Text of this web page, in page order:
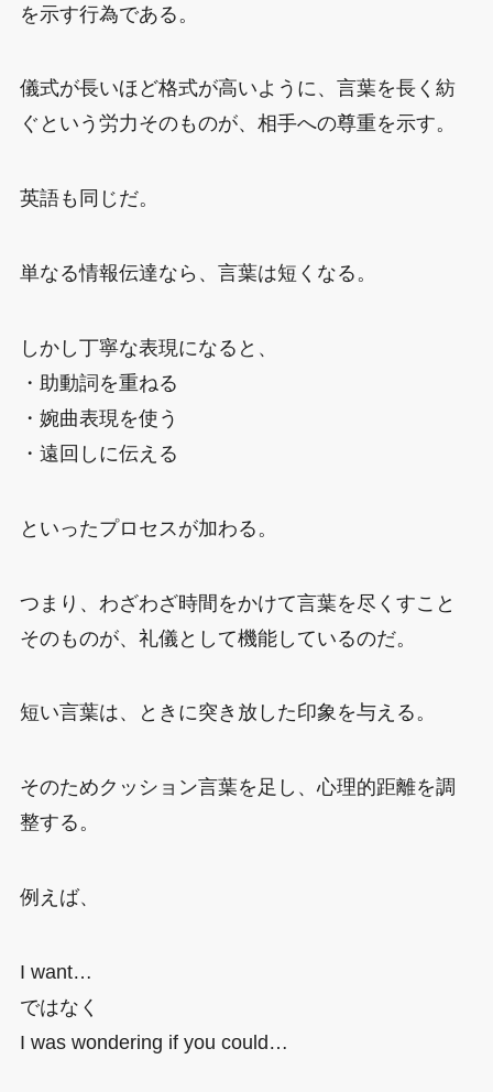
を示す行為である。
儀式が長いほど格式が高いように、言葉を長く紡
ぐという労力そのものが、相手への尊重を示す。
英語も同じだ。
単なる情報伝達なら、言葉は短くなる。
しかし丁寧な表現になると、
・助動詞を重ねる
・婉曲表現を使う
・遠回しに伝える
といったプロセスが加わる。
つまり、わざわざ時間をかけて言葉を尽くすこと
そのものが、礼儀として機能しているのだ。
短い言葉は、ときに突き放した印象を与える。
そのためクッション言葉を足し、心理的距離を調
整する。
例えば、
I want…
ではなく
I was wondering if you could…